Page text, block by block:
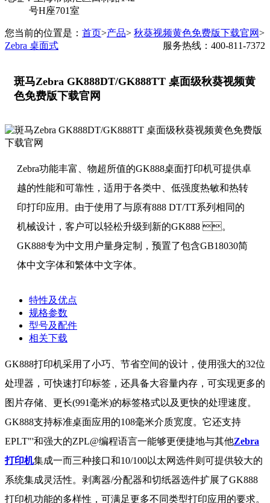
号H座701室
您当前的位置是： 首页>产品> 秋葵视频黄色免费版下载官网>
Zebra 桌面式
服务热线：400-811-7372
斑马Zebra GK888DT/GK888TT 桌面级秋葵视频黄
色免费版下载官网
Zebra功能丰富、物超所值的GK888桌面打印机可提供卓
越的性能和可靠性，适用于各类中、低强度热敏和热转
印打印应用。由于使用了与原有888 DT/TT系列相同的
机械设计，客户可以轻松升级到新的GK888 。
GK888专为中文用户量身定制，预置了包含GB18030简
体中文字体和繁体中文字体。
特性及优点
规格参数
型号及配件
相关下载
GK888打印机采用了小巧、节省空间的设计，使用强大的32位
处理器，可快速打印标签，还具备大容量内存，可实现更多的
图片存储、更长(991毫米)的标签格式以及更快的处理速度。
GK888支持标准桌面应用的108毫米介质宽度。它还支持
EPLT"'和强大的ZPL@编程语言一能够更便捷地与其他Zebra
打印机集成一而三种接口和10/100以太网选件则可提供较大的
系统集成灵活性。剥离器/分配器和切纸器选件扩展了GK888
打印机功能的多样性，可满足更多不同类型打印应用的要求。